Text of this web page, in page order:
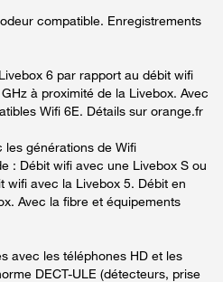
compatible. Enregistrements
6 par rapport au débit wifi
à proximité de la Livebox. Avec
Wifi 6E. Détails sur orange.fr
les générations de Wifi
: Débit wifi avec une Livebox S ou
wifi avec la Livebox 5. Débit en
Avec la fibre et équipements
avec les téléphones HD et les
DECT-ULE (détecteurs, prise